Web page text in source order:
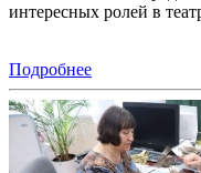
интересных ролей в
Подробнее